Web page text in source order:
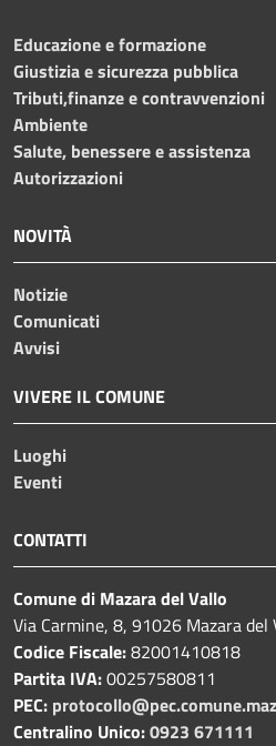
Educazione e formazione
Giustizia e sicurezza pubblica
Tributi,finanze e contravvenzioni
Ambiente
Salute, benessere e assistenza
Autorizzazioni
NOVITÀ
Notizie
Comunicati
Avvisi
VIVERE IL COMUNE
Luoghi
Eventi
CONTATTI
Comune di Mazara del Vallo
Via Carmine, 8, 91026 Mazara del
Codice Fiscale:82001410818
Partita IVA:00257580811
PEC:
Centralino Unico:0923 671111